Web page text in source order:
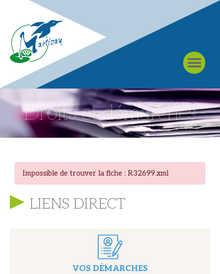
Droits et démarches
Impossible de trouver la fiche : R32699.xml
LIENS DIRECT
VOS DÉMARCHES